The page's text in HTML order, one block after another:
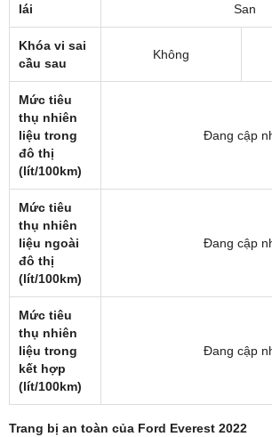
lái
San
Khóa vi sai
cầu sau
Không
Mức tiêu
thụ nhiên
liệu trong
đô thị
(lít/100km)
Đang cập
Mức tiêu
thụ nhiên
liệu ngoài
đô thị
(lít/100km)
Đang cập
Mức tiêu
thụ nhiên
liệu trong
kết hợp
(lít/100km)
Đang cập
Trang bị an toàn của Ford Everest 2022